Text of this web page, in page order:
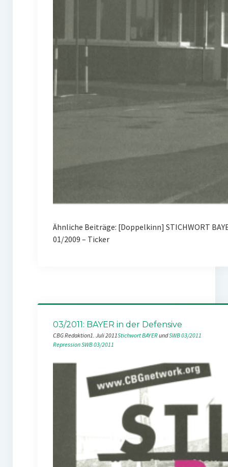
Ähnliche Beiträge: [Doppelkinn] STICHWORT
01/2009 – Ticker
03/2011: BAYER in der Defensive
CBG Redaktion1. Juli 2011Stichwort BAYER und SWB 03/2011
RepressionSWB 03/2011